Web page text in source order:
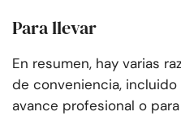
Para llevar
En resumen, hay varias
de conveniencia, incluido
avance profesional o